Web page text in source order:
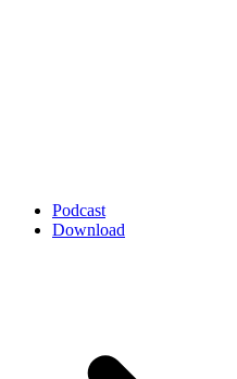
Podcast
Download